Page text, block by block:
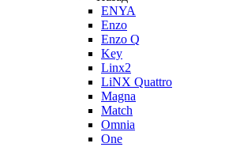
ENYA
Enzo
Enzo Q
Key
Linx2
LiNX Quattro
Magna
Match
Omnia
One